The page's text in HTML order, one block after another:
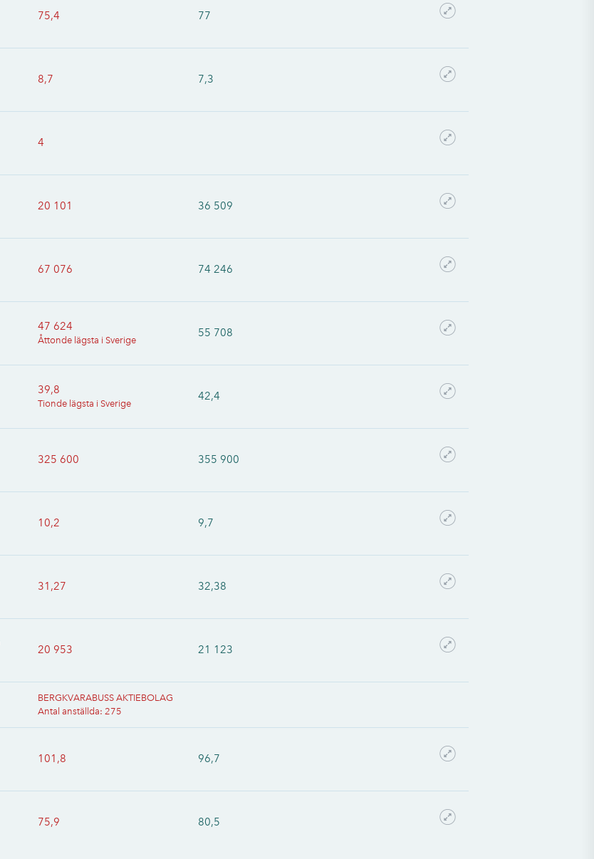
75,4 77
8,7 7,3
4
20 101 36 509
67 076 74 246
47 624
Åttonde lägsta i Sverige
55 708
39,8
Tionde lägsta i Sverige
42,4
325 600 355 900
10,2 9,7
31,27 32,38
20 953 21 123
BERGKVARABUSS AKTIEBOLAG
Antal anställda: 275
101,8 96,7
75,9 80,5